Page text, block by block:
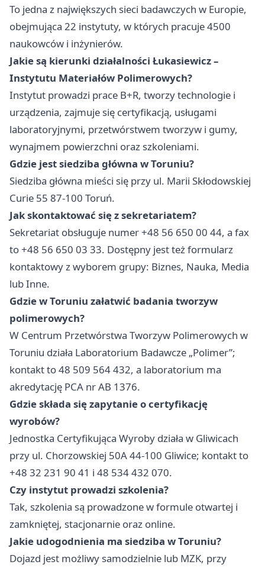
To jedna z największych sieci badawczych w Europie,
obejmująca 22 instytuty, w których pracuje 4500
naukowców i inżynierów.
Jakie są kierunki działalności Łukasiewicz –
Instytutu Materiałów Polimerowych?
Instytut prowadzi prace B+R, tworzy technologie i
urządzenia, zajmuje się certyfikacją, usługami
laboratoryjnymi, przetwórstwem tworzyw i gumy,
wynajmem powierzchni oraz szkoleniami.
Gdzie jest siedziba główna w Toruniu?
Siedziba główna mieści się przy ul. Marii Skłodowskiej
Curie 55 87-100 Toruń.
Jak skontaktować się z sekretariatem?
Sekretariat obsługuje numer +48 56 650 00 44, a fax
to +48 56 650 03 33. Dostępny jest też formularz
kontaktowy z wyborem grupy: Biznes, Nauka, Media
lub Inne.
Gdzie w Toruniu załatwić badania tworzyw
polimerowych?
W Centrum Przetwórstwa Tworzyw Polimerowych w
Toruniu działa Laboratorium Badawcze „Polimer”;
kontakt to 48 509 564 432, a laboratorium ma
akredytację PCA nr AB 1376.
Gdzie składa się zapytanie o certyfikację
wyrobów?
Jednostka Certyfikująca Wyroby działa w Gliwicach
przy ul. Chorzowskiej 50A 44-100 Gliwice; kontakt to
+48 32 231 90 41 i 48 534 432 070.
Czy instytut prowadzi szkolenia?
Tak, szkolenia są prowadzone w formule otwartej i
zamkniętej, stacjonarnie oraz online.
Jakie udogodnienia ma siedziba w Toruniu?
Dojazd jest możliwy samodzielnie lub MZK, przy